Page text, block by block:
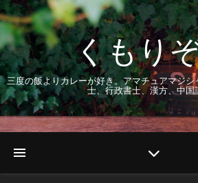
くもり
三度の飯よりカレーが好き。アマチュアマジ
士、行政書士、漢方、中国